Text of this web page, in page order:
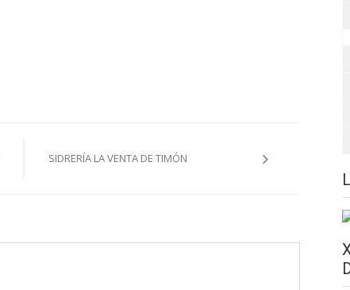
SIDRERÍA LA VENTA DE TIMÓN